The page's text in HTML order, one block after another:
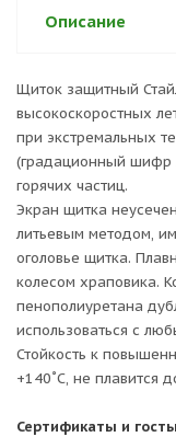
Описание
Щиток защитный
высокоскоростных
при экстремальных
(градационный шифр
горячих частиц.
Экран щитка
литьевым методом,
оголовье щитка.
колесом храповика.
пенополиуретана
использоваться с
Стойкость к
+140˚С, не плавится
Сертификаты и